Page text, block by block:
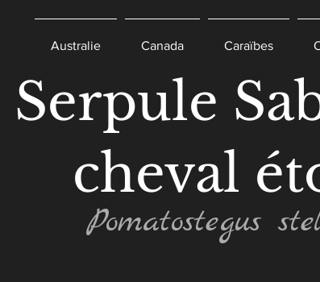
Australie Canada Caraïbes
Serpule
cheval
Pomatostegus